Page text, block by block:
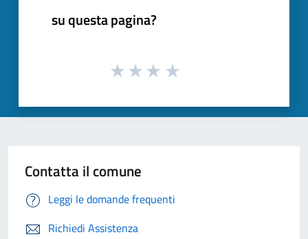
su questa pagina?
Contatta il comune
Leggi le domande frequenti
Richiedi Assistenza